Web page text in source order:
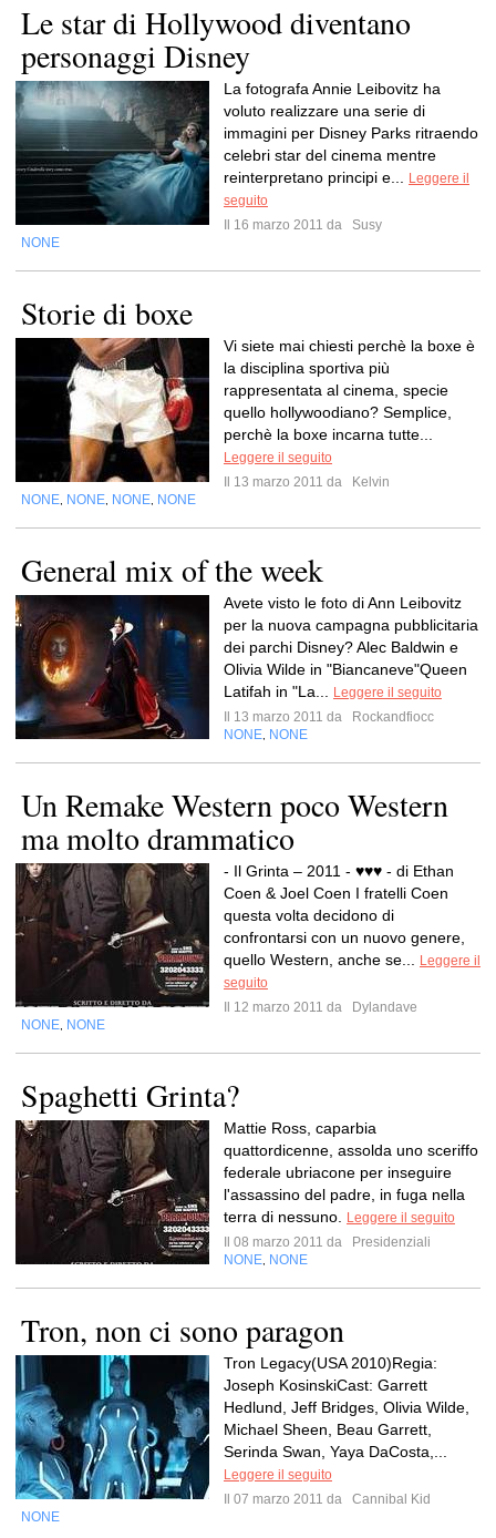
Le star di Hollywood diventano
personaggi Disney
La fotografa Annie Leibovitz ha
voluto realizzare una serie di
immagini per Disney Parks ritraendo
celebri star del cinema mentre
reinterpretano principi e...
Leggere il
seguito
Il 16 marzo 2011 da
Susy
NONE
Storie di boxe
Vi siete mai chiesti perchè la boxe è
la disciplina sportiva più
rappresentata al cinema, specie
quello hollywoodiano? Semplice,
perchè la boxe incarna tutte...
Leggere il seguito
Il 13 marzo 2011 da
Kelvin
NONE NONE NONE NONE
General mix of the week
Avete visto le foto di Ann Leibovitz
per la nuova campagna pubblicitaria
dei parchi Disney? Alec Baldwin e
Olivia Wilde in "Biancaneve"Queen
Latifah in "La...
Leggere il seguito
Il 13 marzo 2011 da
Rockandfiocc
NONE NONE
Un Remake Western poco Western
ma molto drammatico
- Il Grinta – 2011 - ♥♥♥ - di Ethan
Coen & Joel Coen I fratelli Coen
questa volta decidono di
confrontarsi con un nuovo genere,
quello Western, anche se...
Leggere il
seguito
Il 12 marzo 2011 da
Dylandave
NONE NONE
Spaghetti Grinta?
Mattie Ross, caparbia
quattordicenne, assolda uno sceriffo
federale ubriacone per inseguire
l'assassino del padre, in fuga nella
terra di nessuno.
Leggere il seguito
Il 08 marzo 2011 da
Presidenziali
NONE NONE
Tron, non ci sono paragon
Tron Legacy(USA 2010)Regia:
Joseph KosinskiCast: Garrett
Hedlund, Jeff Bridges, Olivia Wilde,
Michael Sheen, Beau Garrett,
Serinda Swan, Yaya DaCosta,...
Leggere il seguito
Il 07 marzo 2011 da
Cannibal Kid
NONE